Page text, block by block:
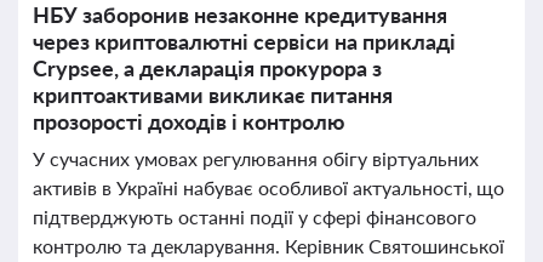
НБУ заборонив незаконне кредитування
через криптовалютні сервіси на прикладі
Crypsee, а декларація прокурора з
криптоактивами викликає питання
прозорості доходів і контролю
У сучасних умовах регулювання обігу віртуальних
активів в Україні набуває особливої актуальності, що
підтверджують останні події у сфері фінансового
контролю та декларування. Керівник Святошинської